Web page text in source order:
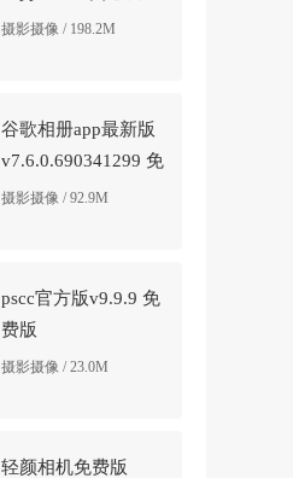
版
摄影摄像 / 198.2M
谷歌相册app最新版
v7.6.0.690341299 免
费版
摄影摄像 / 92.9M
pscc官方版v9.9.9 免
费版
摄影摄像 / 23.0M
轻颜相机免费版